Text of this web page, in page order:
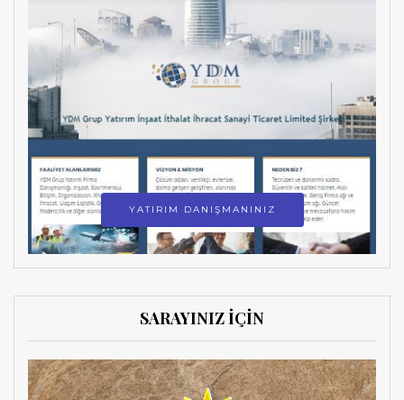
YATIRIM DANIŞMANINIZ
SARAYINIZ İÇİN